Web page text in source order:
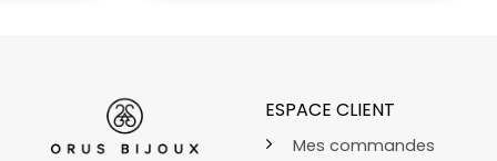
ESPACE CLIENT
Mes commandes